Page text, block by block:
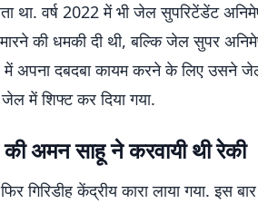
था. वर्ष 2022 में भी जेल सुपरिटेंडेंट
की धमकी दी थी, बल्कि जेल सुपर
में अपना दबदबा कायम करने के लिए उसने
में शिफ्ट कर दिया गया.
की अमन साहू ने करवायी थी रेकी
गिरिडीह केंद्रीय कारा लाया गया. इस